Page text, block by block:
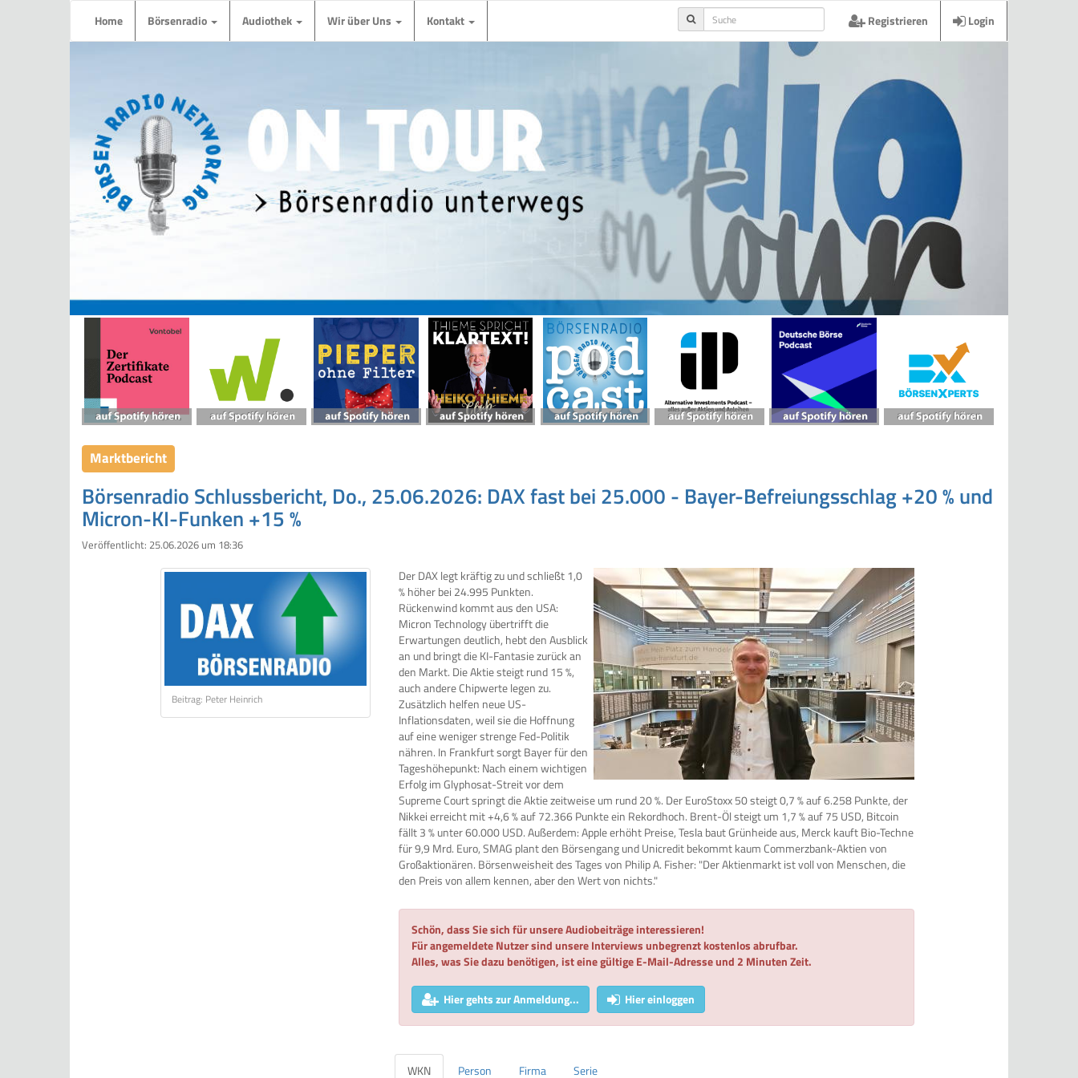
Home Börsenradio Audiothek Wir über Uns Kontakt Registrieren Login
Marktbericht
Börsenradio Schlussbericht, Do., 25.06.2026: DAX fast bei 25.000 - Bayer-Befreiungsschlag +20 % und
Micron-KI-Funken +15 %
Veröffentlicht: 25.06.2026 um 18:36
Beitrag: Peter Heinrich
Der DAX legt kräftig zu und schließt 1,0
% höher bei 24.995 Punkten.
Rückenwind kommt aus den USA:
Micron Technology übertrifft die
Erwartungen deutlich, hebt den Ausblick
an und bringt die KI-Fantasie zurück an
den Markt. Die Aktie steigt rund 15 %,
auch andere Chipwerte legen zu.
Zusätzlich helfen neue US-
Inflationsdaten, weil sie die Hoffnung
auf eine weniger strenge Fed-Politik
nähren. In Frankfurt sorgt Bayer für den
Tageshöhepunkt: Nach einem wichtigen
Erfolg im Glyphosat-Streit vor dem
Supreme Court springt die Aktie zeitweise um rund 20 %. Der EuroStoxx 50 steigt 0,7 % auf 6.258 Punkte, der
Nikkei erreicht mit +4,6 % auf 72.366 Punkte ein Rekordhoch. Brent-Öl steigt um 1,7 % auf 75 USD, Bitcoin
fällt 3 % unter 60.000 USD. Außerdem: Apple erhöht Preise, Tesla baut Grünheide aus, Merck kauft Bio-Techne
für 9,9 Mrd. Euro, SMAG plant den Börsengang und Unicredit bekommt kaum Commerzbank-Aktien von
Großaktionären. Börsenweisheit des Tages von Philip A. Fisher: "Der Aktienmarkt ist voll von Menschen, die
den Preis von allem kennen, aber den Wert von nichts."
Schön, dass Sie sich für unsere Audiobeiträge interessieren!
Für angemeldete Nutzer sind unsere Interviews unbegrenzt kostenlos abrufbar.
Alles, was Sie dazu benötigen, ist eine gültige E-Mail-Adresse und 2 Minuten Zeit.
Hier gehts zur Anmeldung... Hier einloggen
WKN Person Firma Serie